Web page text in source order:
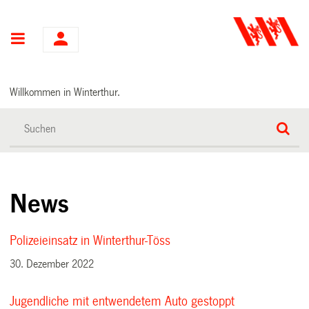
Hauptnavigation
Willkommen in Winterthur.
News
Polizeieinsatz in Winterthur-Töss
30. Dezember 2022
Jugendliche mit entwendetem Auto gestoppt